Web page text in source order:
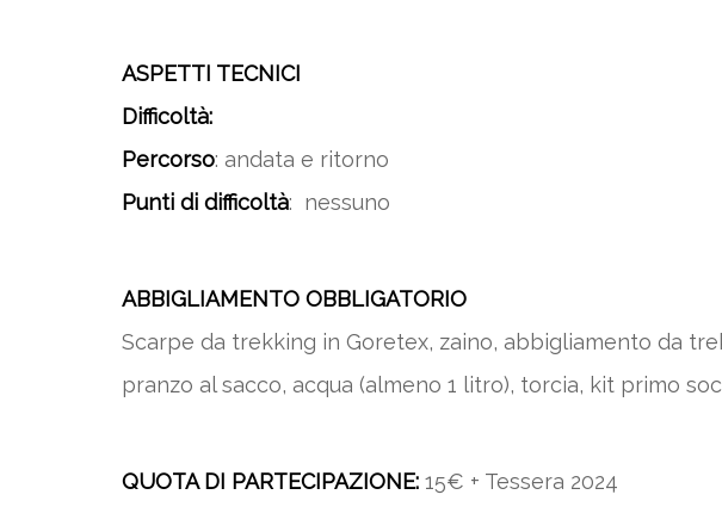
ASPETTI TECNICI
Difficoltà:
Percorso: andata e ritorno
Punti di difficoltà: nessuno
ABBIGLIAMENTO OBBLIGATORIO
Scarpe da trekking in Goretex, zaino, abbigliamento da
pranzo al sacco, acqua (almeno 1 litro), torcia, kit primo
QUOTA DI PARTECIPAZIONE: 15€ + Tessera 2024